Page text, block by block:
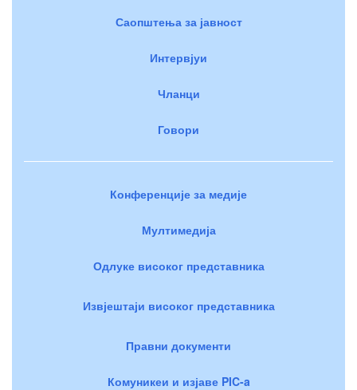
Саопштења за јавност
Интервјуи
Чланци
Говори
Конференције за медије
Мултимедија
Одлуке високог представника
Извјештаји високог представника
Правни документи
Комуникеи и изјаве PIC-a